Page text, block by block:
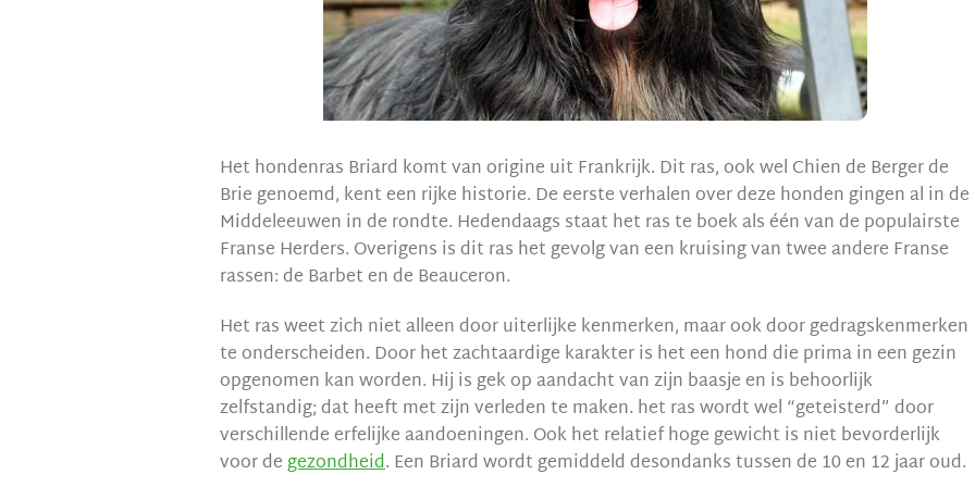
Het hondenras Briard komt van origine uit Frankrijk. Dit ras, ook wel Chien de Berger de
Brie genoemd, kent een rijke historie. De eerste verhalen over deze honden gingen al in de
Middeleeuwen in de rondte. Hedendaags staat het ras te boek als één van de populairste
Franse Herders. Overigens is dit ras het gevolg van een kruising van twee andere Franse
rassen: de Barbet en de Beauceron.
Het ras weet zich niet alleen door uiterlijke kenmerken, maar ook door gedragskenmerken
te onderscheiden. Door het zachtaardige karakter is het een hond die prima in een gezin
opgenomen kan worden. Hij is gek op aandacht van zijn baasje en is behoorlijk
zelfstandig; dat heeft met zijn verleden te maken. het ras wordt wel “geteisterd” door
verschillende erfelijke aandoeningen. Ook het relatief hoge gewicht is niet bevorderlijk
voor degezondheid. Een Briard wordt gemiddeld desondanks tussen de 10 en 12 jaar oud.